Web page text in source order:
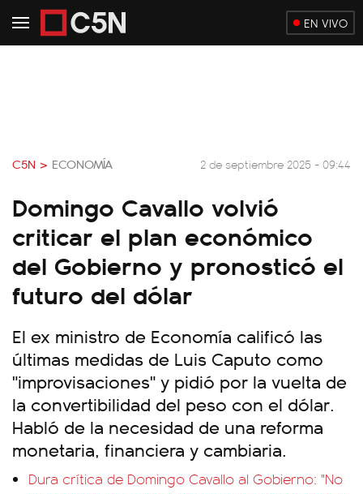
EN VIVO
C5N > ECONOMÍA 2 de septiembre 2025 - 09:44
Domingo Cavallo volvió
criticar el plan económico
del Gobierno y pronosticó el
futuro del dólar
El ex ministro de Economía calificó las
últimas medidas de Luis Caputo como
"improvisaciones" y pidió por la vuelta de
la convertibilidad del peso con el dólar.
Habló de la necesidad de una reforma
monetaria, financiera y cambiaria.
Dura crítica de Domingo Cavallo al Gobierno: "No